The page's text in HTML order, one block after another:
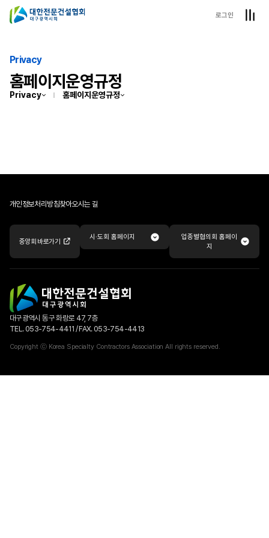
로그인
Privacy
홈페이지운영규정
Privacy 홈페이지운영규정
개인정보처리방침찾아오시는 길
중앙회 바로가기
시·도회 홈페이지
업종별협의회 홈페이
지
대구광역시 동구 화랑로 47, 7층
TEL. 053-754-4411 / FAX. 053-754-4413
Copyright ⓒ Korea Specialty Contractors Association All rights reserved.